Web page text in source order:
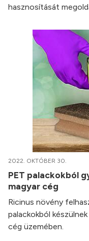
hasznosítását
2022. OKTÓBER 30.
PET palackokból
magyar cég
Ricinus növény
palackokból
cég üzemében.